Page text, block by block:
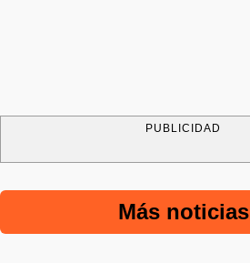
PUBLICIDAD
Más noticias